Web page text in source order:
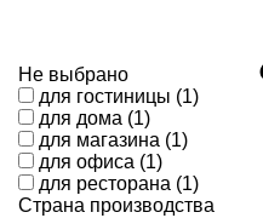
Не выбрано
для гостиницы (1)
для дома (1)
для магазина (1)
для офиса (1)
для ресторана (1)
Страна производства